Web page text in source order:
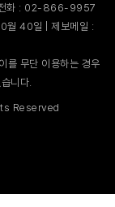
| 전화 : 02-866-9957
월 40일 | 제보메일 :
를 무단 이용하는 경우
니다.
Reserved